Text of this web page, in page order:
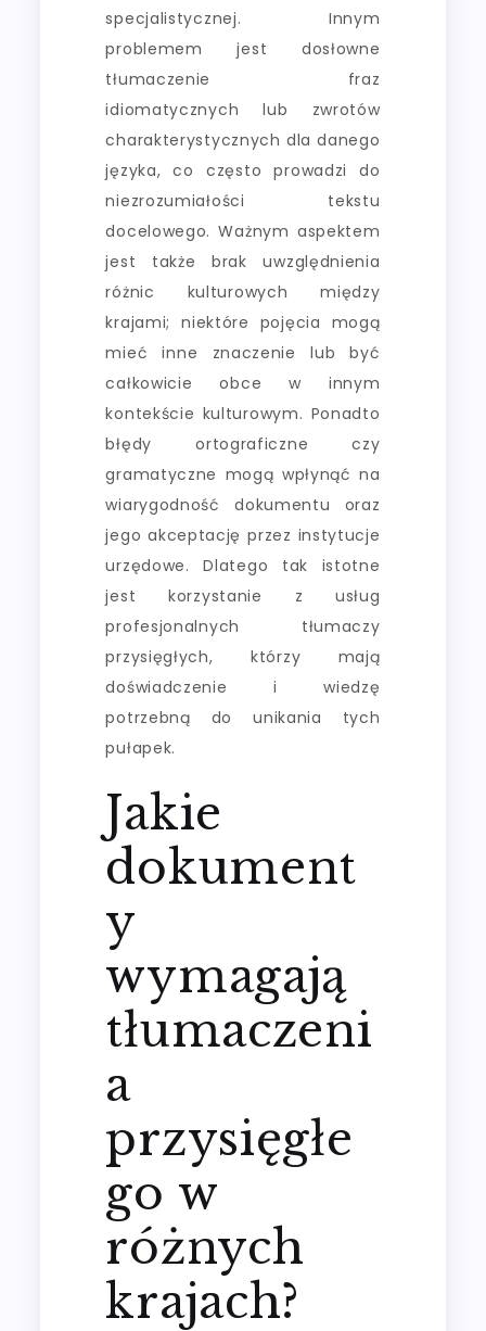
specjalistycznej. Innym
problemem jest dosłowne
tłumaczenie fraz
idiomatycznych lub zwrotów
charakterystycznych dla danego
języka, co często prowadzi do
niezrozumiałości tekstu
docelowego. Ważnym aspektem
jest także brak uwzględnienia
różnic kulturowych między
krajami; niektóre pojęcia mogą
mieć inne znaczenie lub być
całkowicie obce w innym
kontekście kulturowym. Ponadto
błędy ortograficzne czy
gramatyczne mogą wpłynąć na
wiarygodność dokumentu oraz
jego akceptację przez instytucje
urzędowe. Dlatego tak istotne
jest korzystanie z usług
profesjonalnych tłumaczy
przysięgłych, którzy mają
doświadczenie i wiedzę
potrzebną do unikania tych
pułapek.
Jakie
dokument
y
wymagają
tłumaczeni
a
przysięgłe
go w
różnych
krajach?